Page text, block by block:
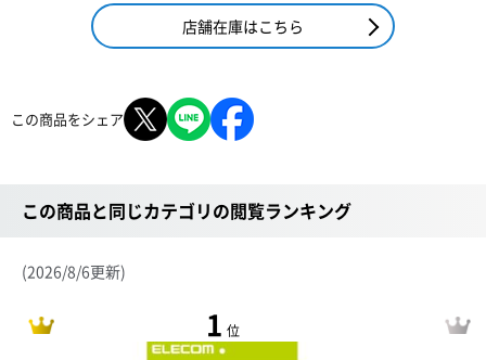
店舗在庫はこちら
この商品をシェア
この商品と同じカテゴリの閲覧ランキング
(2026/8/6更新)
1 位